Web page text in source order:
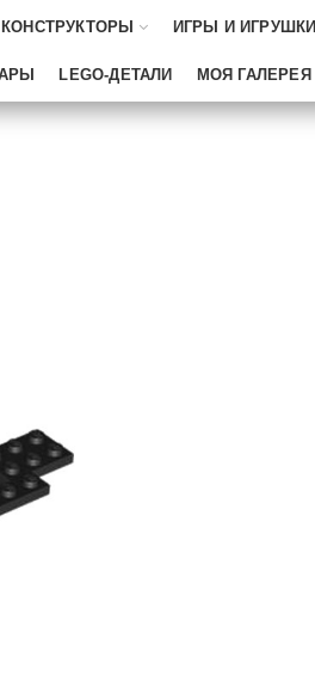
КОНСТРУКТОРЫ ИГРЫ И ИГРУШКИ
LEGO-ДЕТАЛИ МОЯ ГАЛЕРЕЯ